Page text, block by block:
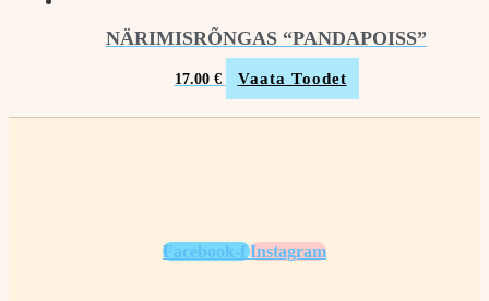
NÄRIMISRÕNGAS “PANDAPOISS”
17.00 € Vaata Toodet
Facebook-f Instagram